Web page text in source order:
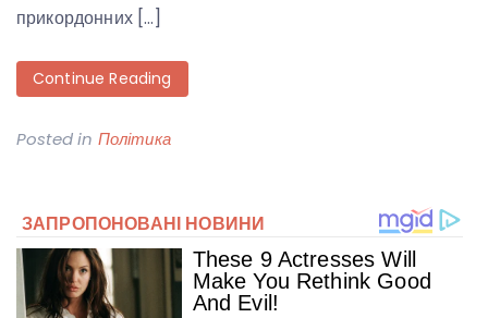
прикордонних […]
Continue Reading
Posted in Політика